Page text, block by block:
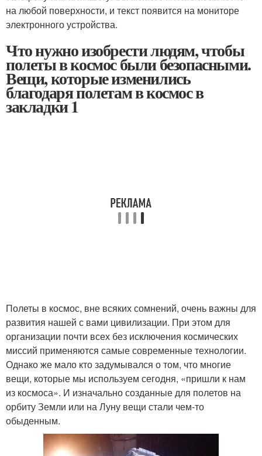
на любой поверхности, и текст появится на мониторе
электронного устройства.
Что нужно изобрести людям, чтобы
полеты в космос были безопасными.
Вещи, которые изменились
благодаря полетам в космос в
закладки 1
Полеты в космос, вне всяких сомнений, очень важны для
развития нашей с вами цивилизации. При этом для
организации почти всех без исключения космических
миссий применяются самые современные технологии.
Однако же мало кто задумывался о том, что многие
вещи, которые мы используем сегодня, «пришли к нам
из космоса». И изначально созданные для полетов на
орбиту Земли или на Луну вещи стали чем-то
обыденным.